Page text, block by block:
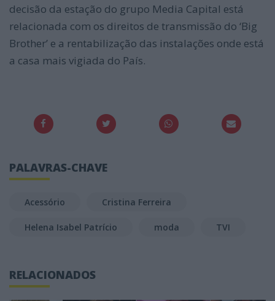
decisão da estação do grupo Media Capital está
relacionada com os direitos de transmissão do ‘Big
Brother’ e a rentabilização das instalações onde está
a casa mais vigiada do País.
PALAVRAS-CHAVE
Acessório Cristina Ferreira
Helena Isabel Patrício moda TVI
RELACIONADOS